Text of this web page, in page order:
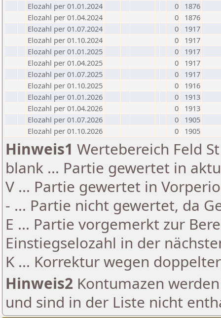
Elozahl per 01.01.2024
0
1876
Elozahl per 01.04.2024
0
1876
Elozahl per 01.07.2024
0
1917
Elozahl per 01.10.2024
0
1917
Elozahl per 01.01.2025
0
1917
Elozahl per 01.04.2025
0
1917
Elozahl per 01.07.2025
0
1917
Elozahl per 01.10.2025
0
1916
Elozahl per 01.01.2026
0
1913
Elozahl per 01.04.2026
0
1913
Elozahl per 01.07.2026
0
1905
Elozahl per 01.10.2026
0 1905
Hinweis1 Wertebereich Feld
blank ... Partie gewertet in
V ... Partie gewertet in
- ... Partie nicht gewertet, da
E ... Partie vorgemerkt zur
Einstiegselozahl in der
K ... Korrektur wegen
Hinweis2 Kontumazen
und sind in der Liste nicht